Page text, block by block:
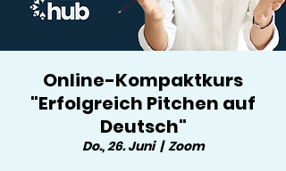
Online-Kompaktkurs
"Erfolgreich Pitchen auf
Deutsch"
Do., 26. Juni
  |
Zoom